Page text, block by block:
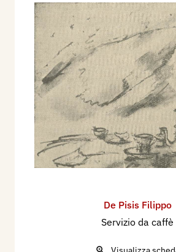
De Pisis Filippo
Servizio da caffè